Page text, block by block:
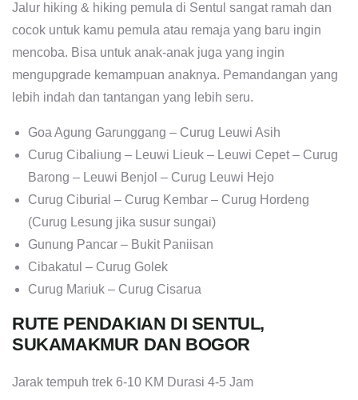
Jalur hiking & hiking pemula di Sentul sangat ramah dan
cocok untuk kamu pemula atau remaja yang baru ingin
mencoba. Bisa untuk anak-anak juga yang ingin
mengupgrade kemampuan anaknya. Pemandangan yang
lebih indah dan tantangan yang lebih seru.
Goa Agung Garunggang – Curug Leuwi Asih
Curug Cibaliung – Leuwi Lieuk – Leuwi Cepet – Curug
Barong – Leuwi Benjol – Curug Leuwi Hejo
Curug Ciburial – Curug Kembar – Curug Hordeng
(Curug Lesung jika susur sungai)
Gunung Pancar – Bukit Paniisan
Cibakatul – Curug Golek
Curug Mariuk – Curug Cisarua
RUTE PENDAKIAN DI SENTUL,
SUKAMAKMUR DAN BOGOR
Jarak tempuh trek 6-10 KM Durasi 4-5 Jam